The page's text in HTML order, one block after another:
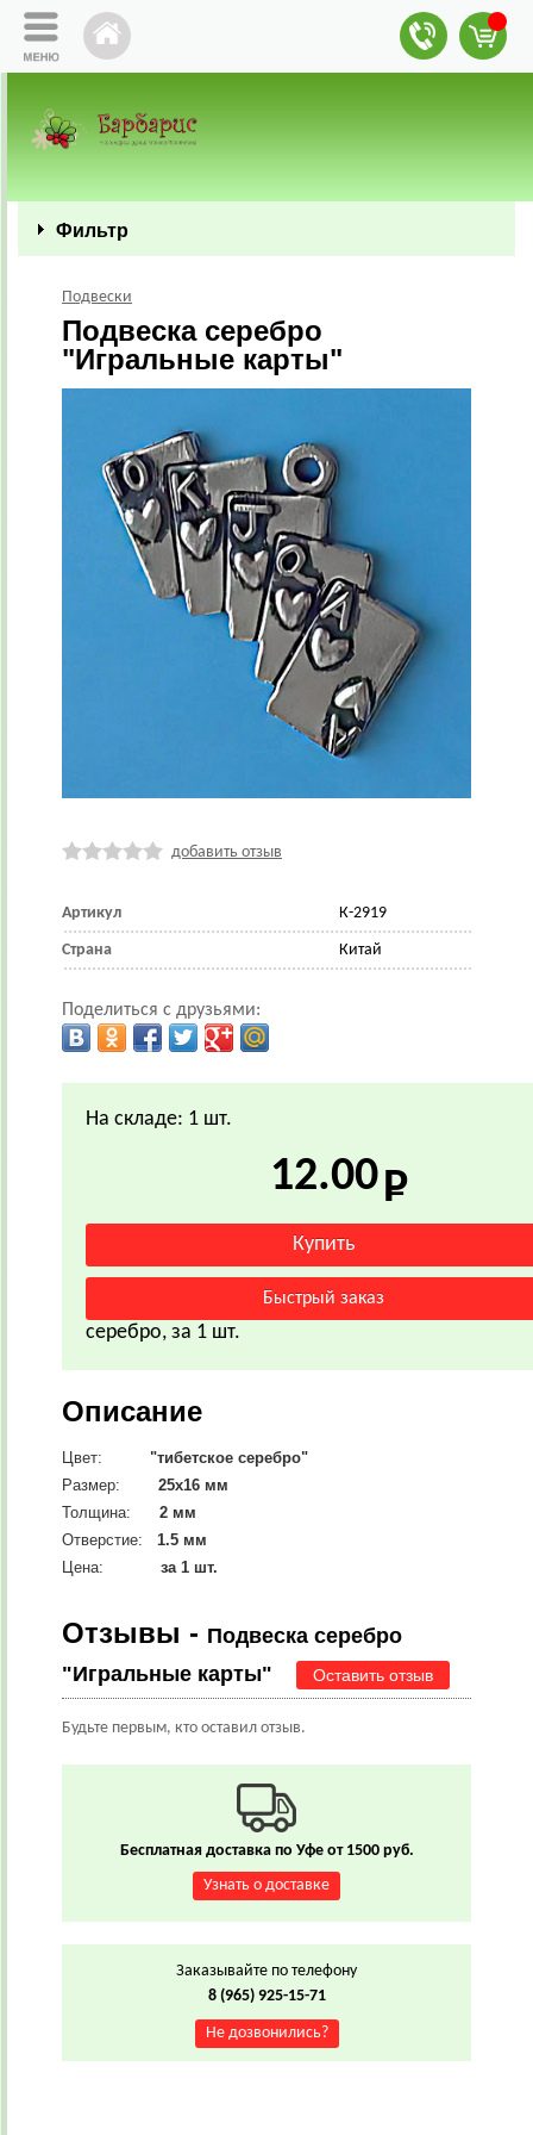
Фильтр
Подвески
Подвеска серебро
"Игральные карты"
добавить отзыв
Артикул К-2919
Страна Китай
Поделиться с друзьями:
На складе: 1 шт.
12.00
серебро, за 1 шт.
Описание
Цвет:
"тибетское серебро"
Размер: 25х16 мм
Толщина:
2 мм
Отверстие: 1.5 мм
Цена:
за 1 шт.
Отзывы - Подвеска серебро
"Игральные карты"
Оставить отзыв
Будьте первым, кто оставил отзыв.
Бесплатная доставка по Уфе от 1500 руб.
Узнать о доставке
Заказывайте по телефону
8 (965) 925-15-71
Не дозвонились?